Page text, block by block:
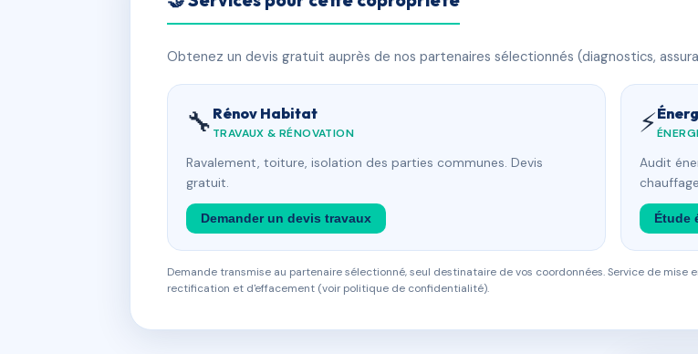
Obtenez un devis gratuit auprès de nos partenaires sélectionnés (diagnostics,
🔧 Rénov Habitat
TRAVAUX & RÉNOVATION
Ravalement, toiture, isolation des parties communes. Devis
gratuit.
Demander un devis travaux
⚡
Audit
Étude
Demande transmise au partenaire sélectionné, seul destinataire de vos coordonnées. Service de
rectification et d'effacement (voir politique de confidentialité).